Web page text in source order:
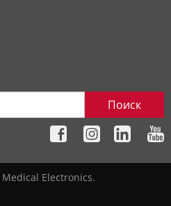
Поиск
Electronics.